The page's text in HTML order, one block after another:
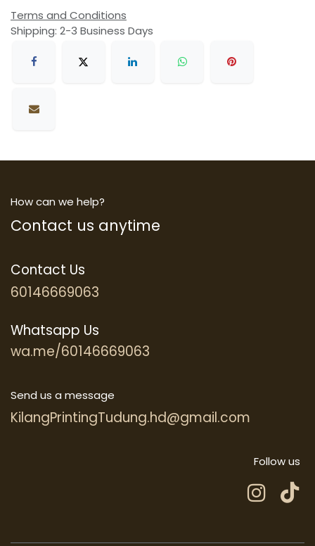
Terms and Conditions
Shipping: 2-3 Business Days
How can we help?
Contact us anytime
Contact Us
60146669063
Whatsapp Us
wa.me/60146669063
Send us a message
KilangPrintingTudung.hd@gmail.com
Follow us